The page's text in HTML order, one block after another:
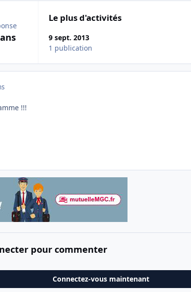
Le plus d'activités
9 sept. 2013
1 publication
!!!
pour commenter
Connectez-vous maintenant